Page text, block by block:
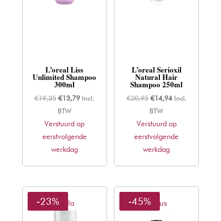
L’oreal Liss
Unlimited Shampoo
300ml
€19,35 Oorspronkelijke
prijs
was:
€19,35.
€13,79Huidige
is:
€13,79.
Incl.
BTW
Verstuurd op
eerstvolgende
werkdag
L’oreal Serioxil
Natural Hair
Shampoo 250ml
€20,95 Oorspronkelijke
prijs
was:
€20,95.
€14,94Huidige
is:
€14,94.
Incl.
BTW
Verstuurd op
eerstvolgende
werkdag
Wella
-23% Kadus
-45%